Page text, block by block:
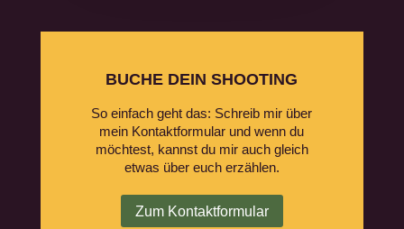
BUCHE DEIN SHOOTING
So einfach geht das: Schreib mir über
mein Kontaktformular und wenn du
möchtest, kannst du mir auch gleich
etwas über euch erzählen.
Zum Kontaktformular